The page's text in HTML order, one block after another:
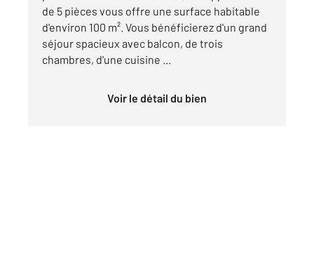
de 5 pièces vous offre une surface habitable
d'environ 100 m². Vous bénéficierez d'un grand
séjour spacieux avec balcon, de trois
chambres, d'une cuisine ...
Voir le détail du bien